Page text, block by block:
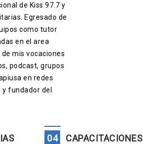
de Kiss 97.7 y
Egresado de
como tutor
en el area
mis vocaciones
podcast, grupos
en redes
fundador del
04 CAPACITACIONES